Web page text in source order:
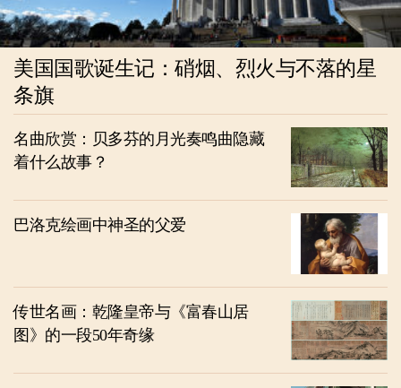
美国国歌诞生记：硝烟、烈火与不落的星
条旗
名曲欣赏：贝多芬的月光奏鸣曲隐藏
着什么故事？
巴洛克绘画中神圣的父爱
传世名画：乾隆皇帝与《富春山居
图》的一段50年奇缘